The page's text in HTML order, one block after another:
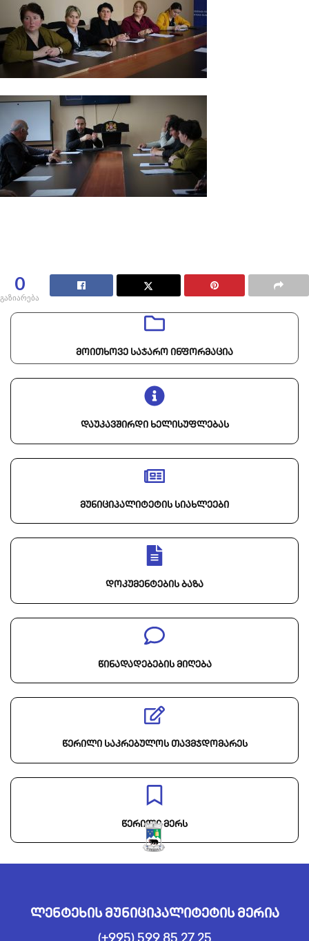
0
გაზიარება
მოითხოვე საჯარო ინფორმაცია
დაუკავშირდი ხელისუფლებას
მუნიციპალიტეტის სიახლეები
დოკუმენტების ბაზა
წინადადებების მიღება
წერილი საკრებულოს თავმჯდომარეს
წერილი მერს
ლენტეხის მუნიციპალიტეტის მერია